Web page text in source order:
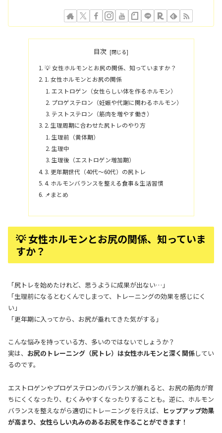
目次
💡 女性ホルモンとお尻の関係、知っていますか？
1. 女性ホルモンとお尻の関係
エストロゲン（女性らしい体を作るホルモン）
プロゲステロン（妊娠や代謝に関わるホルモン）
テストステロン（筋肉を増やす働き）
2. 生理周期に合わせた尻トレのやり方
生理前（黄体期）
生理中
生理後（エストロゲン増加期）
3. 更年期世代（40代〜60代）の尻トレ
4. ホルモンバランスを整える食事＆生活習慣
📌まとめ
💡 女性ホルモンとお尻の関係、知っていま
すか？
「尻トレを始めたけれど、思うように成果が出ない…」
「生理前になるとむくんでしまって、トレーニングの効果を感じにく
い」
「更年期に入ってから、お尻が垂れてきた気がする」
こんな悩みを持っている方、多いのではないでしょうか？
実は、 お尻のトレーニング（尻トレ）は女性ホルモンと深く関係してい
るのです。
エストロゲンやプロゲステロンのバランスが崩れると、お尻の筋肉が育
ちにくくなったり、むくみやすくなったりすることも。逆に、ホルモン
バランスを整えながら適切にトレーニングを行えば、
ヒップアップ効果
が高まり、女性らしい丸みのあるお尻を作ることができます！